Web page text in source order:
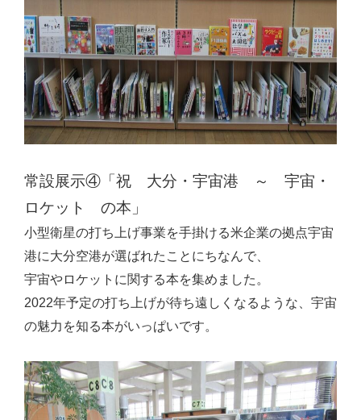
常設展示④「祝 大分・宇宙港 ～ 宇宙・
ロケット の本」
小型衛星の打ち上げ事業を手掛ける米企業の拠点宇宙
港に大分空港が選ばれたことにちなんで、
宇宙やロケットに関する本を集めました。
2022年予定の打ち上げが待ち遠しくなるような、宇宙
の魅力を知る本がいっぱいです。